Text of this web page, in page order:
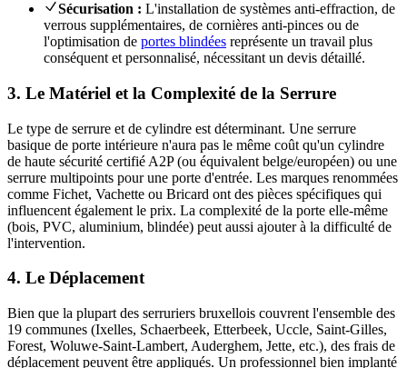
Sécurisation : L'installation de systèmes anti-effraction, de
verrous supplémentaires, de cornières anti-pinces ou de
l'optimisation de portes blindées représente un travail plus
conséquent et personnalisé, nécessitant un devis détaillé.
3. Le Matériel et la Complexité de la Serrure
Le type de serrure et de cylindre est déterminant. Une serrure
basique de porte intérieure n'aura pas le même coût qu'un cylindre
de haute sécurité certifié A2P (ou équivalent belge/européen) ou une
serrure multipoints pour une porte d'entrée. Les marques renommées
comme Fichet, Vachette ou Bricard ont des pièces spécifiques qui
influencent également le prix. La complexité de la porte elle-même
(bois, PVC, aluminium, blindée) peut aussi ajouter à la difficulté de
l'intervention.
4. Le Déplacement
Bien que la plupart des serruriers bruxellois couvrent l'ensemble des
19 communes (Ixelles, Schaerbeek, Etterbeek, Uccle, Saint-Gilles,
Forest, Woluwe-Saint-Lambert, Auderghem, Jette, etc.), des frais de
déplacement peuvent être appliqués. Un professionnel bien implanté